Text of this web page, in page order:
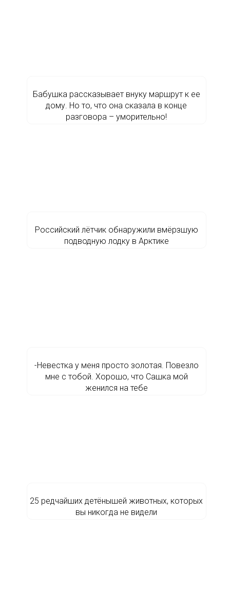
Бабушка рассказывает внуку маршрут к ее
дому. Но то, что она сказала в конце
разговора – уморительно!
Российский лётчик обнаружили вмёрзшую
подводную лодку в Арктике
-Невестка у меня просто золотая. Повезло
мне с тобой. Хорошо, что Сашка мой
женился на тебе
25 редчайших детёнышей животных, которых
вы никогда не видели